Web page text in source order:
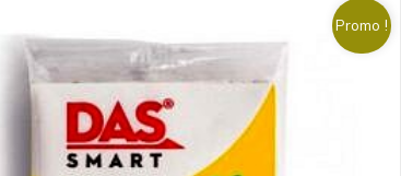
Promo !